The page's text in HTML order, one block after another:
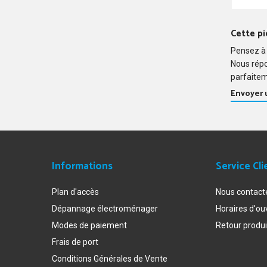
FROID
Cette
Pensez
Nous
Envoyer
Informations
Plan d'accès
Dépannage électroménager
Modes de paiement
Frais de port
Conditions Générales de Vente
Service
Nous
Horaires
Retour